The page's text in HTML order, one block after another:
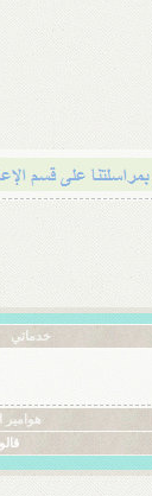
خدماتي
هوامير